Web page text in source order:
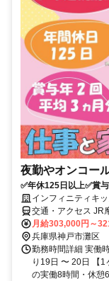
夜勤やオンコー
✅年休125日以上✅賞
インフィニティキ
交通・アクセス JR
分
月給303,000円～
兵庫県神戸市灘区
勤務時間詳細 実働
り19日 〜 20日 【
の実働8時間・休憩